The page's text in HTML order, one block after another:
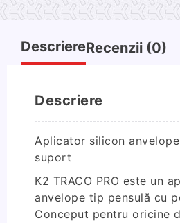
DescriereRecenzii (0)
Descriere
Aplicator silicon
suport
K2 TRACO PRO este un
anvelope tip pensulă cu
Conceput pentru oricine